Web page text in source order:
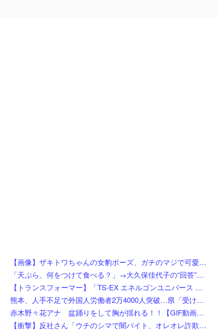
【画像】ザキトワちゃんの女豹ポーズ、ガチのマジで可愛くてワイらに刺さりまくってしまうw w w w w w w w w w
「天ぷら、何をつけて食べる？」→大久保佳代子の“回答”にスタジオ驚き「嘘だろ？」
【トランスフォーマー】「TS-EX エネルゴンユニバース オプティマスプライム」【T-SPARK ZONE 流通限定で予約開始】
熊本、人手不足で外国人労働者2万4000人突破…県「受け入れ拡大」へ
赤木野々花アナ 盆踊りをして胸が揺れる！！【GIF動画あり】
【衝撃】反社さん「ウチのシマで闇バイト、オレオレ詐欺、強盗する奴らぶっ○す」←これw w w w w w w